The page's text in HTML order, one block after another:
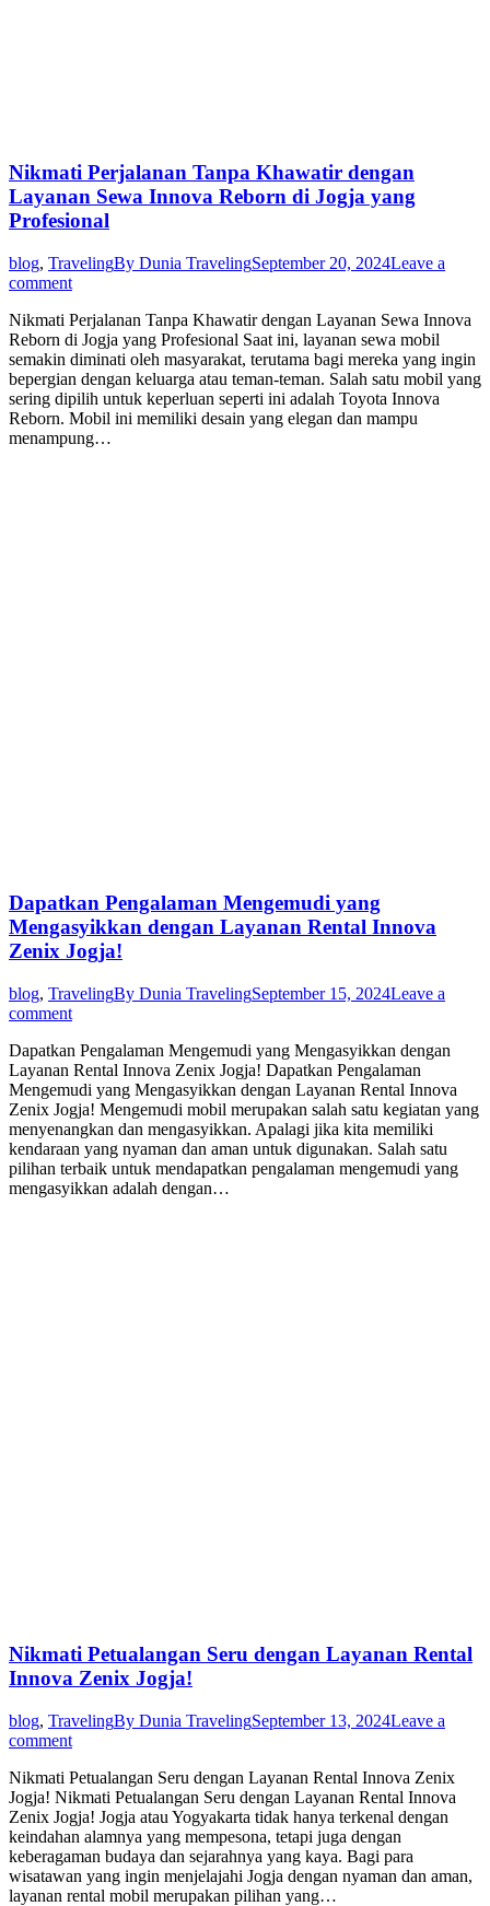
Nikmati Perjalanan Tanpa Khawatir dengan
Layanan Sewa Innova Reborn di Jogja yang
Profesional
blog, TravelingBy Dunia TravelingSeptember 20, 2024Leave a
comment
Nikmati Perjalanan Tanpa Khawatir dengan Layanan Sewa Innova
Reborn di Jogja yang Profesional Saat ini, layanan sewa mobil
semakin diminati oleh masyarakat, terutama bagi mereka yang ingin
bepergian dengan keluarga atau teman-teman. Salah satu mobil yang
sering dipilih untuk keperluan seperti ini adalah Toyota Innova
Reborn. Mobil ini memiliki desain yang elegan dan mampu
menampung…
Dapatkan Pengalaman Mengemudi yang
Mengasyikkan dengan Layanan Rental Innova
Zenix Jogja!
blog, TravelingBy Dunia TravelingSeptember 15, 2024Leave a
comment
Dapatkan Pengalaman Mengemudi yang Mengasyikkan dengan
Layanan Rental Innova Zenix Jogja! Dapatkan Pengalaman
Mengemudi yang Mengasyikkan dengan Layanan Rental Innova
Zenix Jogja! Mengemudi mobil merupakan salah satu kegiatan yang
menyenangkan dan mengasyikkan. Apalagi jika kita memiliki
kendaraan yang nyaman dan aman untuk digunakan. Salah satu
pilihan terbaik untuk mendapatkan pengalaman mengemudi yang
mengasyikkan adalah dengan…
Nikmati Petualangan Seru dengan Layanan Rental
Innova Zenix Jogja!
blog, TravelingBy Dunia TravelingSeptember 13, 2024Leave a
comment
Nikmati Petualangan Seru dengan Layanan Rental Innova Zenix
Jogja! Nikmati Petualangan Seru dengan Layanan Rental Innova
Zenix Jogja! Jogja atau Yogyakarta tidak hanya terkenal dengan
keindahan alamnya yang mempesona, tetapi juga dengan
keberagaman budaya dan sejarahnya yang kaya. Bagi para
wisatawan yang ingin menjelajahi Jogja dengan nyaman dan aman,
layanan rental mobil merupakan pilihan yang…